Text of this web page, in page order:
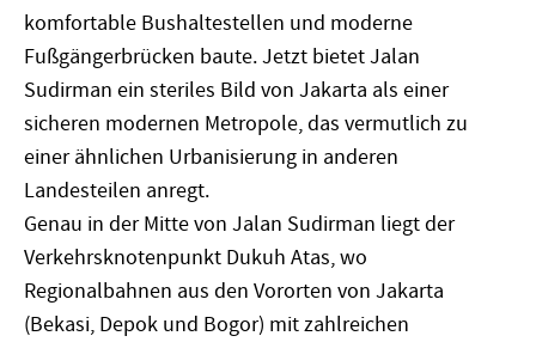
komfortable Bushaltestellen und moderne
Fußgängerbrücken baute. Jetzt bietet Jalan
Sudirman ein steriles Bild von Jakarta als einer
sicheren modernen Metropole, das vermutlich zu
einer ähnlichen Urbanisierung in anderen
Landesteilen anregt.
Genau in der Mitte von Jalan Sudirman liegt der
Verkehrsknotenpunkt Dukuh Atas, wo
Regionalbahnen aus den Vororten von Jakarta
(Bekasi, Depok und Bogor) mit zahlreichen